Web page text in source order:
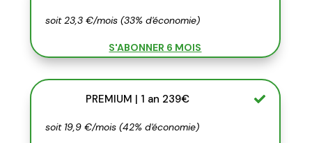
soit 23,3 €/mois (33% d'économie)
S'ABONNER 6 MOIS
PREMIUM | 1 an 239€
soit 19,9 €/mois (42% d'économie)